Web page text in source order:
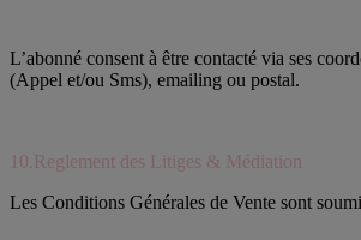
L’abonné consent à être contacté via ses
(Appel et/ou Sms), emailing ou postal.
10.Reglement des Litiges & Médiation
Les Conditions Générales de Vente sont